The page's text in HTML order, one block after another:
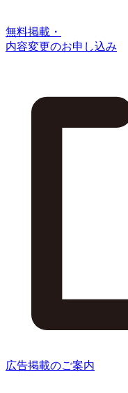
無料掲載・
内容変更のお申し込み
広告掲載のご案内